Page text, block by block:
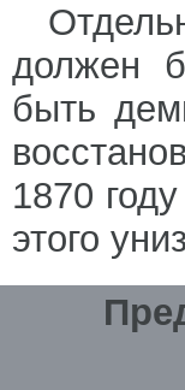
должен
быть
1870
этого